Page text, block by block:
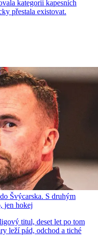
kategorii kapesních
přestala existovat.
Švýcarska. S druhým
jen hokej
titul, deset let po tom
leží pád, odchod a tiché